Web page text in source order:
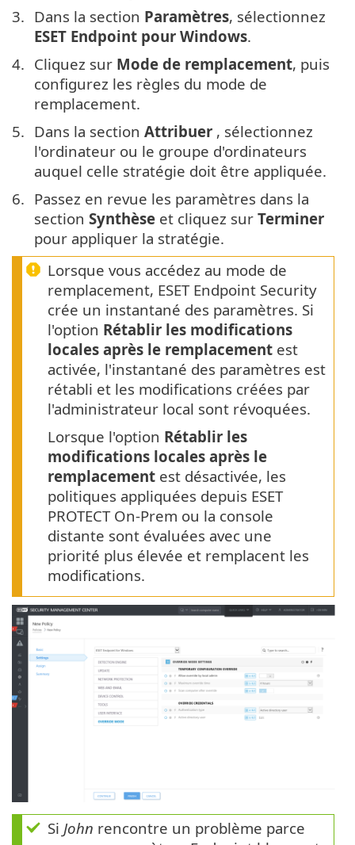
Dans la section Paramètres, sélectionnez
ESET Endpoint pour Windows.
Cliquez sur Mode de remplacement, puis
configurez les règles du mode de
remplacement.
Dans la section Attribuer , sélectionnez
l'ordinateur ou le groupe d'ordinateurs
auquel celle stratégie doit être appliquée.
Passez en revue les paramètres dans la
section Synthèse et cliquez sur Terminer
pour appliquer la stratégie.
Lorsque vous accédez au mode de
remplacement, ESET Endpoint Security
crée un instantané des paramètres. Si
l'option Rétablir les modifications
locales après le remplacement est
activée, l'instantané des paramètres est
rétabli et les modifications créées par
l'administrateur local sont révoquées.
Lorsque l'option Rétablir les
modifications locales après le
remplacement est désactivée, les
politiques appliquées depuis ESET
PROTECT On-Prem ou la console
distante sont évaluées avec une
priorité plus élevée et remplacent les
modifications.
Si John rencontre un problème parce